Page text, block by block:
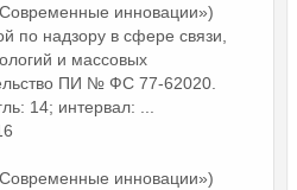
инновации»)
по надзору в сфере связи,
и массовых
ПИ № ФС 77-62020.
14; интервал: ...
инновации»)